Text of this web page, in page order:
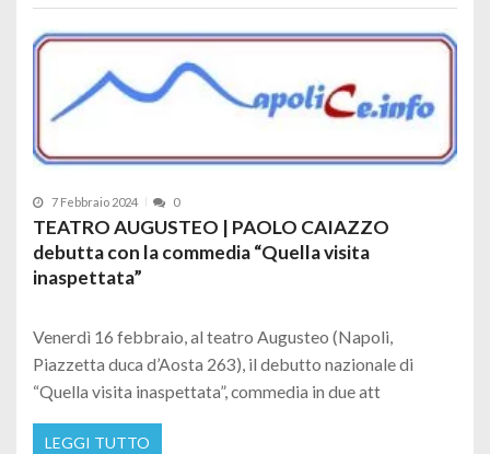
7 Febbraio 2024 0
TEATRO AUGUSTEO | PAOLO CAIAZZO
debutta con la commedia “Quella visita
inaspettata”
Venerdì 16 febbraio, al teatro Augusteo (Napoli,
Piazzetta duca d’Aosta 263), il debutto nazionale di
“Quella visita inaspettata”, commedia in due att
LEGGI TUTTO